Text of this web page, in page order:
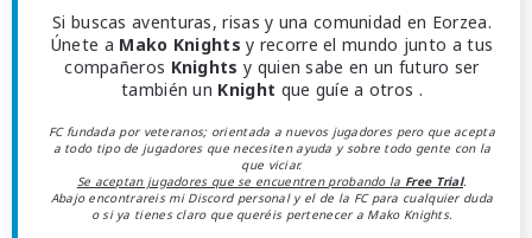
Si buscas aventuras, risas y una comunidad en Eorzea.
Únete a Mako Knights y recorre el mundo junto a tus
compañeros Knights y quien sabe en un futuro ser
también un Knight que guíe a otros .
FC fundada por veteranos; orientada a nuevos jugadores pero que acepta
a todo tipo de jugadores que necesiten ayuda y sobre todo gente con la
que viciar.
Se aceptan jugadores que se encuentren probando la Free Trial.
Abajo encontrareis mi Discord personal y el de la FC para cualquier duda
o si ya tienes claro que queréis pertenecer a Mako Knights.